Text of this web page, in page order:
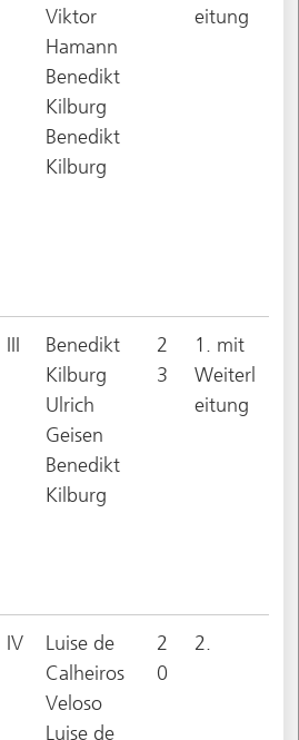
Viktor
Hamann
Benedikt
Kilburg
Benedikt
Kilburg
eitung
III
Benedikt
Kilburg
Ulrich
Geisen
Benedikt
Kilburg
2
3
1. mit
Weiterl
eitung
IV
Luise de
Calheiros
Veloso
Luise de
2
0
2.